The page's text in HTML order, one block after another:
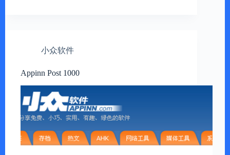
小众软件
Appinn Post 1000